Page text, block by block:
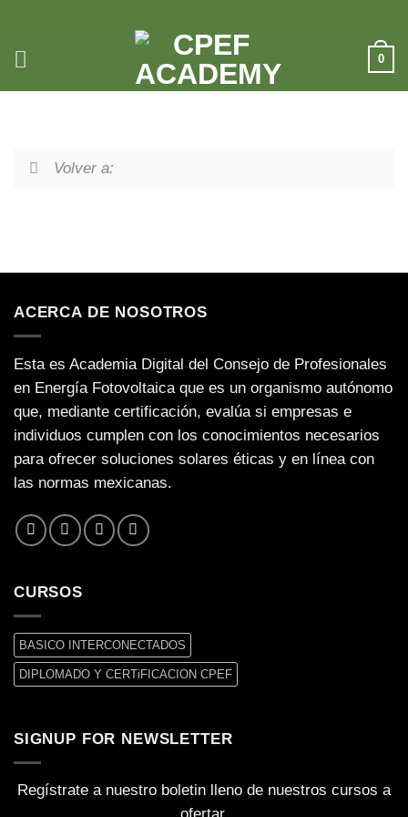
contenido
0
Volver a:
ACERCA DE NOSOTROS
Esta es Academia Digital del Consejo de Profesionales
en Energía Fotovoltaica que es un organismo autónomo
que, mediante certificación, evalúa si empresas e
individuos cumplen con los conocimientos necesarios
para ofrecer soluciones solares éticas y en línea con
las normas mexicanas.
CURSOS
BASICO INTERCONECTADOS
DIPLOMADO Y CERTiFICACION CPEF
SIGNUP FOR NEWSLETTER
Regístrate a nuestro boletin lleno de nuestros cursos a